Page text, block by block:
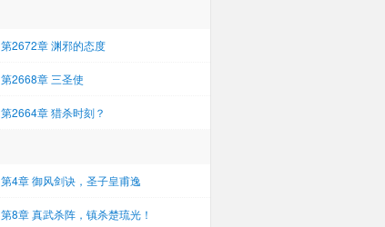
第2672章 渊邪的态度
第2668章 三圣使
第2664章 猎杀时刻？
第4章 御风剑诀，圣子皇甫逸
第8章 真武杀阵，镇杀楚琉光！